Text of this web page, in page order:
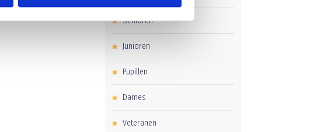
Senioren
Junioren
Pupillen
Dames
Veteranen